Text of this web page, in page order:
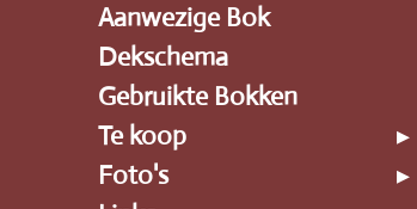
Aanwezige Bok
Dekschema
Gebruikte Bokken
Te koop
Foto's